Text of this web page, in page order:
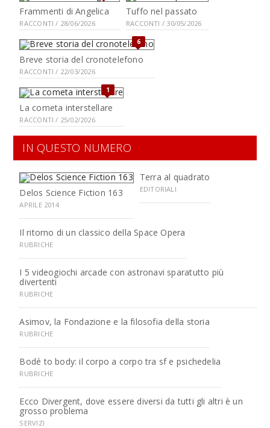
Frammenti di Angelica
RACCONTI / 28/06/2026
Tuffo nel passato
RACCONTI / 30/05/2026
6
Breve storia del cronotelefono
RACCONTI / 22/03/2026
1
La cometa interstellare
RACCONTI / 25/02/2026
IN QUESTO NUMERO
Delos Science Fiction 163
APRILE 2014
Terra al quadrato
EDITORIALI
Il ritorno di un classico della Space Opera
RUBRICHE
I 5 videogiochi arcade con astronavi sparatutto più
divertenti
RUBRICHE
Asimov, la Fondazione e la filosofia della storia
RUBRICHE
Bodé to body: il corpo a corpo tra sf e psichedelia
RUBRICHE
Ecco Divergent, dove essere diversi da tutti gli altri è un
grosso problema
SERVIZI